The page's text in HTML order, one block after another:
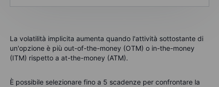
La volatilità implicita aumenta quando l'attività sottostante di
un'opzione è più out-of-the-money (OTM) o in-the-money
(ITM) rispetto a at-the-money (ATM).
È possibile selezionare fino a 5 scadenze per confrontare la